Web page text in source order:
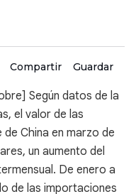
Compartir Guardar
Según datos de la
el valor de las
China en marzo de
un aumento del
De enero a
de las importaciones